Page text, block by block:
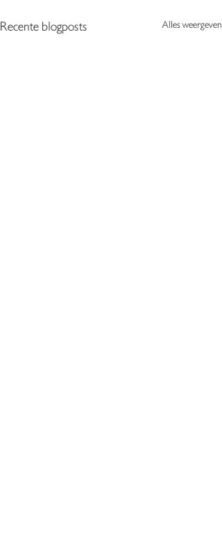
Recente blogposts Alles weergeven